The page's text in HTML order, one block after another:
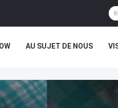
AU SUJET DE NOUS